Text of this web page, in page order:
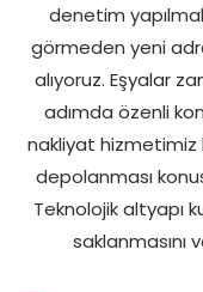
denetim
görmeden yeni
alıyoruz. Eşyalar
adımda özenli
nakliyat hizmetimiz
depolanması
Teknolojik altyapı
saklanmasını